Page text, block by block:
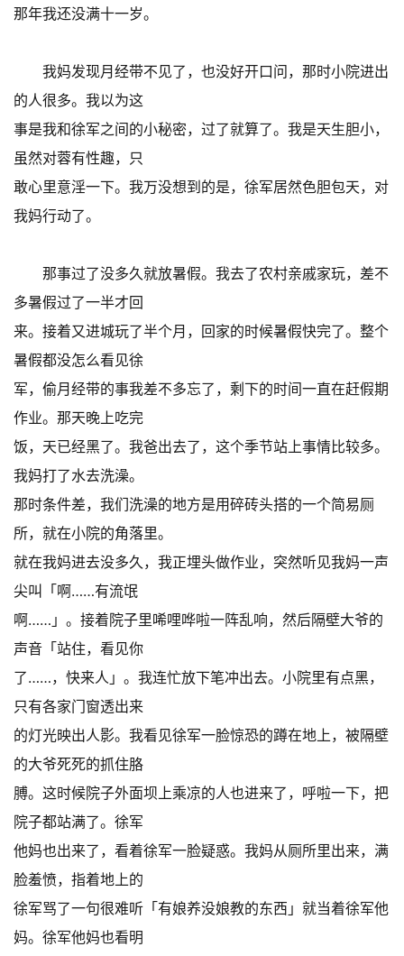
那年我还没满十一岁。
我妈发现月经带不见了，也没好开口问，那时小院进出
的人很多。我以为这
事是我和徐军之间的小秘密，过了就算了。我是天生胆小，
虽然对蓉有性趣，只
敢心里意淫一下。我万没想到的是，徐军居然色胆包天，对
我妈行动了。
那事过了没多久就放暑假。我去了农村亲戚家玩，差不
多暑假过了一半才回
来。接着又进城玩了半个月，回家的时候暑假快完了。整个
暑假都没怎么看见徐
军，偷月经带的事我差不多忘了，剩下的时间一直在赶假期
作业。那天晚上吃完
饭，天已经黑了。我爸出去了，这个季节站上事情比较多。
我妈打了水去洗澡。
那时条件差，我们洗澡的地方是用碎砖头搭的一个简易厕
所，就在小院的角落里。
就在我妈进去没多久，我正埋头做作业，突然听见我妈一声
尖叫「啊……有流氓
啊……」。接着院子里唏哩哗啦一阵乱响，然后隔壁大爷的
声音「站住，看见你
了……，快来人」。我连忙放下笔冲出去。小院里有点黑，
只有各家门窗透出来
的灯光映出人影。我看见徐军一脸惊恐的蹲在地上，被隔壁
的大爷死死的抓住胳
膊。这时候院子外面坝上乘凉的人也进来了，呼啦一下，把
院子都站满了。徐军
他妈也出来了，看着徐军一脸疑惑。我妈从厕所里出来，满
脸羞愤，指着地上的
徐军骂了一句很难听「有娘养没娘教的东西」就当着徐军他
妈。徐军他妈也看明